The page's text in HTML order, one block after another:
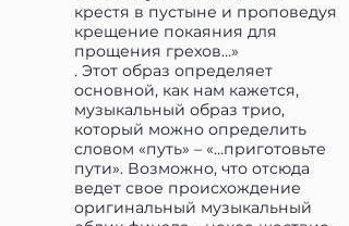
крестя в пустыне и проповедуя
крещение покаяния для
прощения грехов…»
. Этот образ определяет
основной, как нам кажется,
музыкальный образ трио,
который можно определить
словом «путь» – «…приготовьте
пути». Возможно, что отсюда
ведет свое происхождение
оригинальный музыкальный